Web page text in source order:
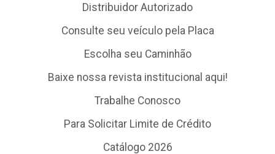
Distribuidor Autorizado
Consulte seu veículo pela Placa
Escolha seu Caminhão
Baixe nossa revista institucional aqui!
Trabalhe Conosco
Para Solicitar Limite de Crédito
Catálogo 2026